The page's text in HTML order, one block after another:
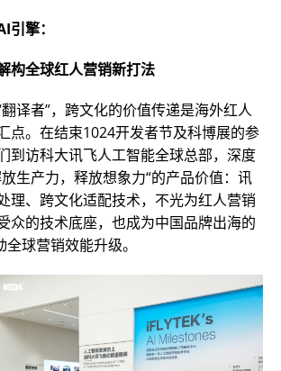
引擎：
构全球红人营销新打法
译者”，跨文化的价值传递是海外红人
点。在结束1024开发者节及科博展的参
到访科大讯飞人工智能全球总部，深度
生产力，释放想象力“的产品价值：讯
理、跨文化适配技术，不光为红人营销
众的技术底座，也成为中国品牌出海的
球营销效能升级。